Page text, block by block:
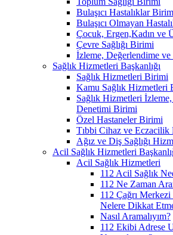
Bulaşıcı Hastalıklar
Bulaşıcı Olmayan
Çocuk, Ergen,Kadın ve
Çevre Sağlığı Birimi
İzleme, Değerlendime
Sağlık Hizmetleri Başkanlığı
Sağlık Hizmetleri Birimi
Kamu Sağlık Hizmetleri
Sağlık Hizmetleri
Denetimi Birimi
Özel Hastaneler Birimi
Tıbbi Cihaz ve Eczacilik
Ağız ve Diş Sağlığı
Acil Sağlık Hizmetleri
Acil Sağlık Hizmetleri
112 Acil Sağlık
112 Ne Zaman
112 Çağrı
Nelere Dikkat
Nasıl Aramalıyım?
112 Ekibi Adrese